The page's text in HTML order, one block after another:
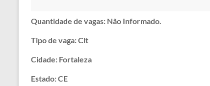
Quantidade de vagas: Não Informado.
Tipo de vaga: Clt
Cidade: Fortaleza
Estado: CE